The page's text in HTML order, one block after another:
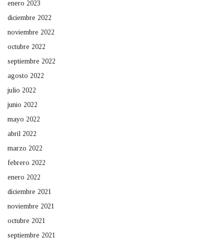
enero 2023
diciembre 2022
noviembre 2022
octubre 2022
septiembre 2022
agosto 2022
julio 2022
junio 2022
mayo 2022
abril 2022
marzo 2022
febrero 2022
enero 2022
diciembre 2021
noviembre 2021
octubre 2021
septiembre 2021